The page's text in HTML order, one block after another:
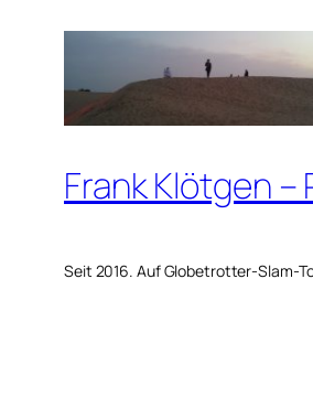
springen
Frank Klötgen
Seit 2016. Auf Globetrotter-Slam-